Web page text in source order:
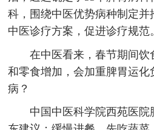
科，围绕中医优势病种制定并
中医诊疗方案，促进诊疗规范
在中医看来，春节期间饮
和零食增加，会加重脾胃运化
病？
中国中医科学院西苑医